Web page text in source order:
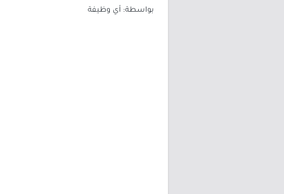
بواسطة: أي وظيفة